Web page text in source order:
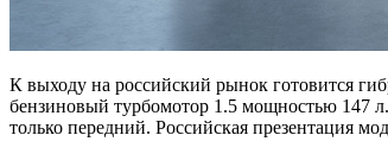
К выходу на российский рынок готовится
бензиновый турбомотор 1.5 мощностью 147
только передний. Российская презентация